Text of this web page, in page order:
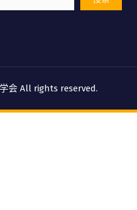
会 All rights reserved.